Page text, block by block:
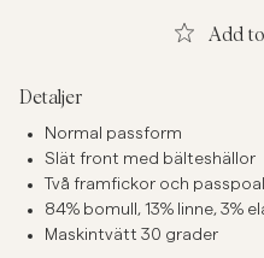
Detaljer
Normal passform
Slät front med bälteshällor
Två framfickor och
84% bomull, 13% linne, 3%
Maskintvätt 30 grader